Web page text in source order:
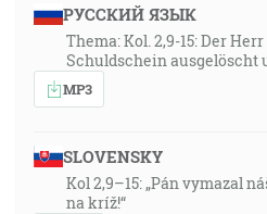
РУССКИЙ ЯЗЫК
Thema: Kol. 2,9-15: Der
Schuldschein ausgelöscht
MP3
SLOVENSKY
Kol 2,9–15: „Pán vymazal
na kríž!“